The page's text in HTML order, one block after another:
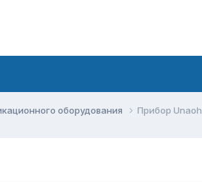
оборудования Прибор